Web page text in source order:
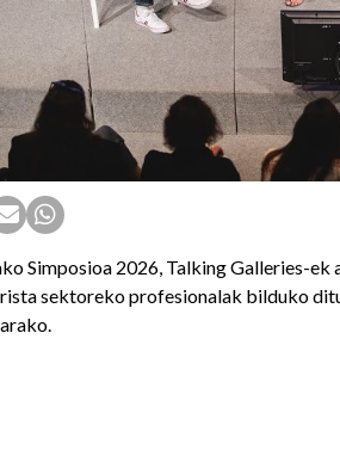
Simposioa 2026, Talking Galleries-
sektoreko profesionalak bilduko